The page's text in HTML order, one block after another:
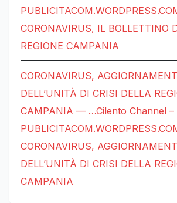
CORONAVIRUS, IL BOLLETTINO
REGIONE CAMPANIA
CORONAVIRUS,
DELL’UNITÀ DI CRISI DELLA
CAMPANIA — …Cilento Channel –
CORONAVIRUS,
DELL’UNITÀ DI CRISI DELLA
CAMPANIA